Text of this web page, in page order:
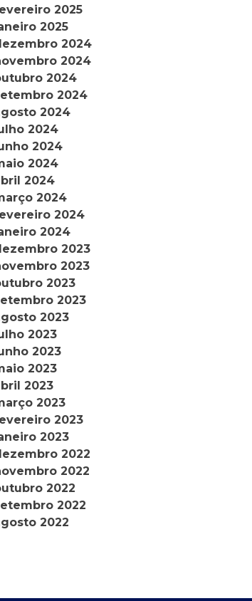
2025
2025
2024
2024
2024
2024
2024
2024
2024
2024
2024
2024
2024
2024
2023
2023
2023
2023
2023
2023
2023
2023
2023
2023
2023
2023
2022
2022
2022
2022
2022